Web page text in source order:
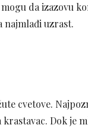
da izazovu
najmlađi uzrast.
cvetove.
Dok je